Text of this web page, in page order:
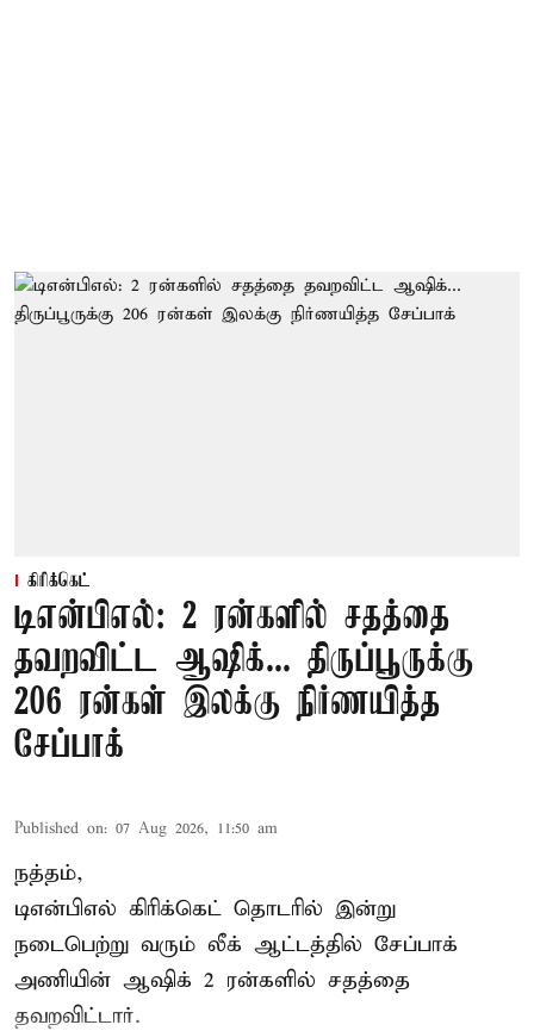
கிரிக்கெட்
டிஎன்பிஎல்: 2 ரன்களில் சதத்தை
தவறவிட்ட ஆஷிக்... திருப்பூருக்கு
206 ரன்கள் இலக்கு நிர்ணயித்த
சேப்பாக்
Published on: 07 Aug 2026, 11:50 am
நத்தம்,
டிஎன்பிஎல் கிரிக்கெட் தொடரில் இன்று
நடைபெற்று வரும் லீக் ஆட்டத்தில் சேப்பாக்
அணியின் ஆஷிக் 2 ரன்களில் சதத்தை
தவறவிட்டார்.